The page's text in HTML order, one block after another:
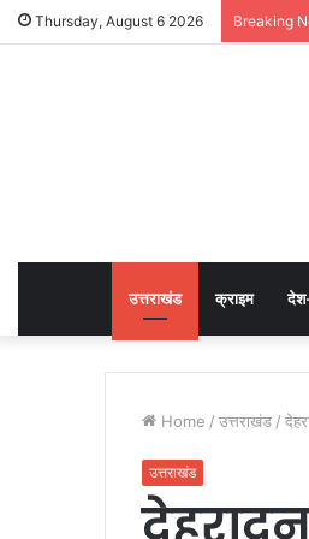
Thursday, August 6 2026 Breaking
उत्तराखंड क्राइम
Home / उत्तराखंड /
उत्तराखंड